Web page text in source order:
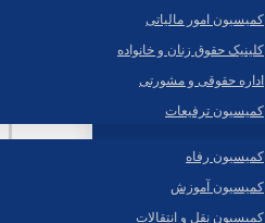
کمیسیون امور مالیاتی
کلینیک حقوق زنان و خانواده
اداره حقوقی و مشورتی
کمیسیون ترفیعات
کمیسیون رفاه
کمیسیون آموزش
کمیسیون نقل و انتقالات